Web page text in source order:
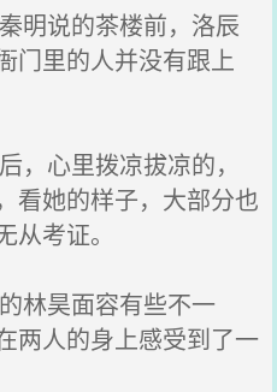
明说的茶楼前，洛辰
门里的人并没有跟上
心里拨凉拔凉的，
看她的样子，大部分也
考证。
林昊面容有些不一
两人的身上感受到了一